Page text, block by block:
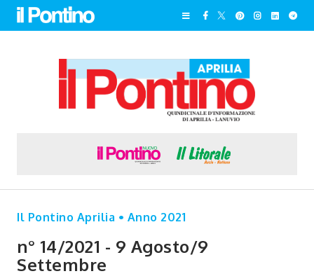
Il Pontino Aprilia • Anno 2021
n° 14/2021 - 9 Agosto/9
Settembre